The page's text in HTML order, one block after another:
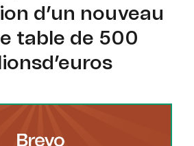
d’un nouveau
table de 500